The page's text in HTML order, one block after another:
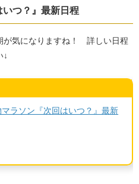
つ？』最新日程
が気になりますね！ 詳しい日程
↓
マラソン『次回はいつ？』最新